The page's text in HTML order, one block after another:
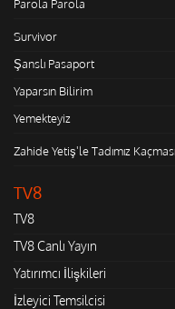
Parola Parola
Survivor
Şanslı Pasaport
Yaparsın Bilirim
Yemekteyiz
Zahide Yetiş'le Tadımız
TV8
TV8
TV8 Canlı Yayın
Yatırımcı İlişkileri
İzleyici Temsilcisi